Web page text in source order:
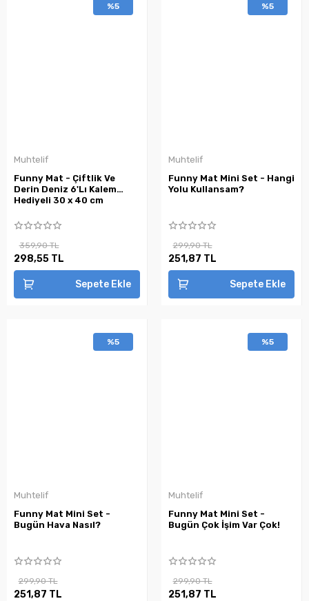
%5
Muhtelif
Funny Mat - Çiftlik Ve
Derin Deniz 6'Lı Kalem
Hediyeli 30 x 40 cm
359,90 TL
298,55 TL
Sepete Ekle
%5
Muhtelif
Funny Mat Mini Set - Hangi
Yolu Kullansam?
299,90 TL
251,87 TL
Sepete Ekle
%5
Muhtelif
Funny Mat Mini Set -
Bugün Hava Nasıl?
299,90 TL
251,87 TL
%5
Muhtelif
Funny Mat Mini Set -
Bugün Çok İşim Var Çok!
299,90 TL
251,87 TL